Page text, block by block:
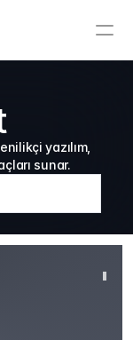
yazılım,
sunar.